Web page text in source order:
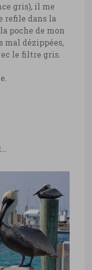
gris), il me
refile dans la
poche de mon
mal dézippées,
le filtre gris.